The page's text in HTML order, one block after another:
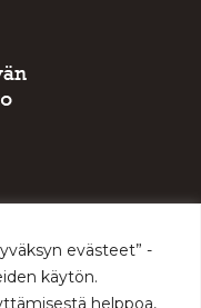
evästeet” -
käytön.
helppoa,